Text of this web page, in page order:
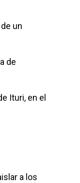
un
de
Ituri, en el
a los